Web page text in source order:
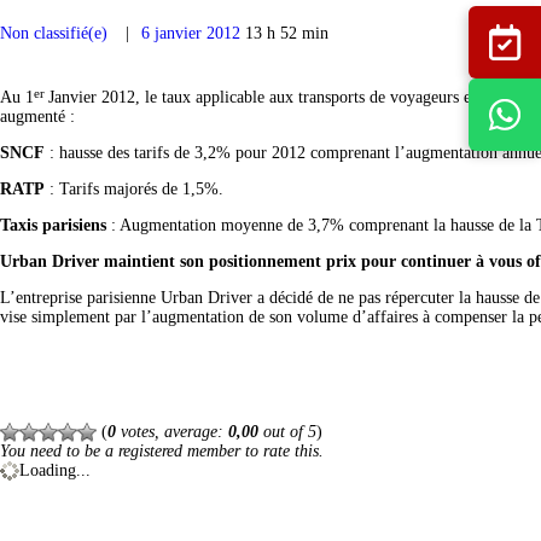
Non classifié(e) 6 janvier 2012 13 h 52 min
Au 1er Janvier 2012, le taux applicable aux transports de voyageurs est
augmenté :
SNCF : hausse des tarifs de 3,2% pour 2012 comprenant l’augmentation
RATP : Tarifs majorés de 1,5%.
Taxis parisiens : Augmentation moyenne de 3,7% comprenant la hausse de
Urban Driver maintient son positionnement prix pour continuer à vous
L’entreprise parisienne Urban Driver a décidé de ne pas répercuter la hausse
vise simplement par l’augmentation de son volume d’affaires à compenser la
(0 votes, average: 0,00 out of 5)
You need to be a registered member to rate this.
Loading...